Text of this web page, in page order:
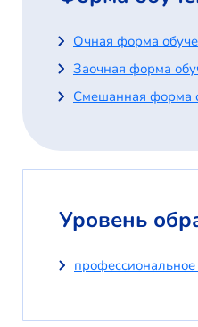
Очная форма
Заочная форма
Смешанная форма
Уровень